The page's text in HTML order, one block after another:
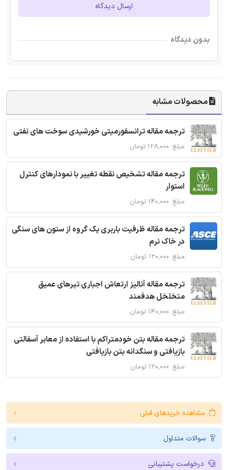
ارسال دیدگاه
بدون دیدگاه
محصولات مشابه
ترجمه مقاله ترانسفورمیتی خورشیدی سوخت های نفتی
مبلغ: ۱۲۸,۰۰۰ تومان
ترجمه مقاله تشخیص نقطه تغییر با نمودارهای کنترل
استوار
مبلغ: ۱۴۰,۰۰۰ تومان
ترجمه مقاله ظرفیت باربری یک گروه از ستون های سنگی
در خاک نرم
مبلغ: ۱۲۰,۰۰۰ تومان
ترجمه مقاله آنالیز ارتعاش اجباری تیرهای عمیق
متخلخل هدفمند
مبلغ: ۱۴۰,۰۰۰ تومان
ترجمه مقاله بتن خودمتراکم با استفاده از معابر آسفالتی
بازیافتی و سنگدانه بتن بازیافتی
مبلغ: ۱۲۰,۰۰۰ تومان
مشاهده خریدهای قبلی
سوالات متداول
درخواست پشتیبانی